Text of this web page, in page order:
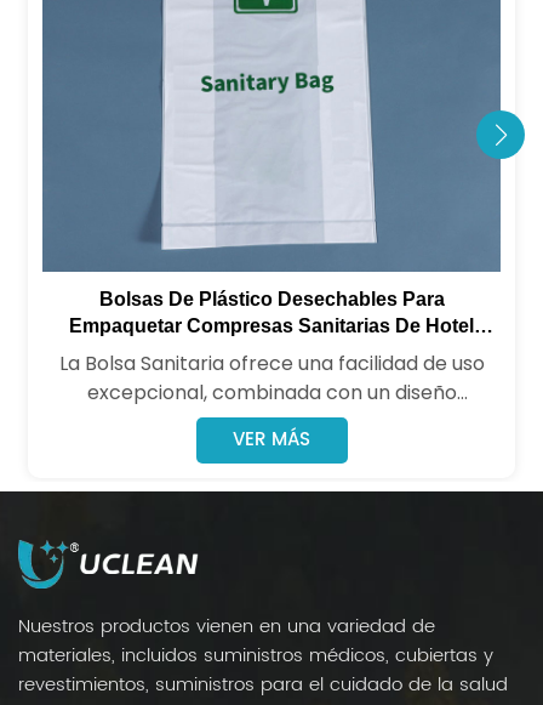
Bolsas De Plástico Desechables Para
Empaquetar Compresas Sanitarias De Hotel
Personalizadas
La Bolsa Sanitaria ofrece una facilidad de uso
excepcional, combinada con un diseño
elegante y práctico. Diseñada especialmente
para una eliminación discreta e higiénica,
Sanitaria, los desechos de higiene femenina se
contienen de forma segura y se transfieren de
obstrucciones de los desagües. Mejore su rutina
diaria con una solución más inteligente y limpia.
VER MÁS
Nuestros productos vienen en una variedad de
materiales, incluidos suministros médicos, cubiertas y
revestimientos, suministros para el cuidado de la salud